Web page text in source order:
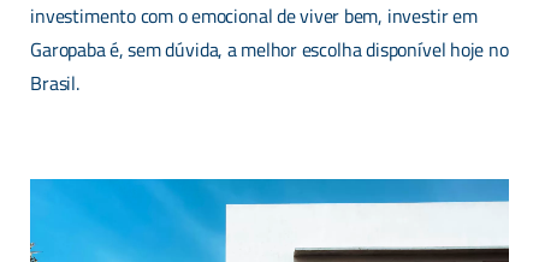
investimento com o emocional de viver bem, investir em
Garopaba é, sem dúvida, a melhor escolha disponível hoje no
Brasil.